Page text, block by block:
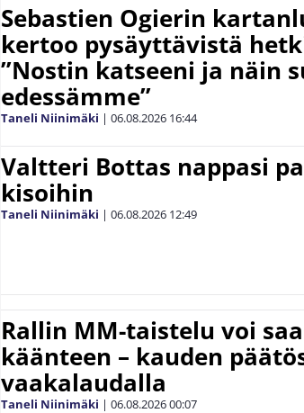
Sebastien Ogierin
kertoo pysäyttävistä
”Nostin katseeni ja näin
edessämme”
Taneli Niinimäki | 06.08.2026 16:44
Valtteri Bottas nappasi
kisoihin
Taneli Niinimäki | 06.08.2026 12:49
Rallin MM-taistelu voi
käänteen – kauden
vaakalaudalla
Taneli Niinimäki | 06.08.202600:07